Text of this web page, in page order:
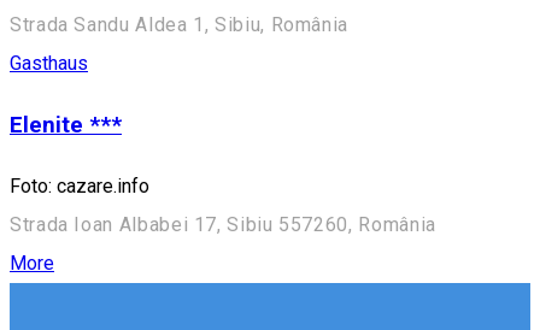
Strada Sandu Aldea 1, Sibiu, România
Gasthaus
Elenite ***
Foto: cazare.info
Strada Ioan Albabei 17, Sibiu 557260, România
More